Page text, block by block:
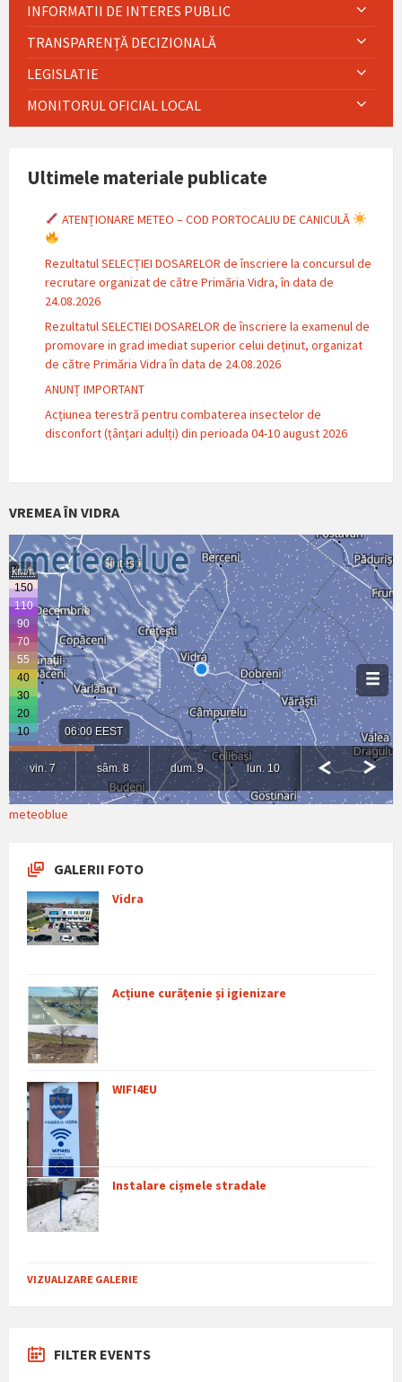
INFORMATII DE INTERES PUBLIC
TRANSPARENȚĂ DECIZIONALĂ
LEGISLATIE
MONITORUL OFICIAL LOCAL
Ultimele materiale publicate
ATENȚIONARE METEO – COD PORTOCALIU DE CANICULĂ
Rezultatul SELECȚIEI DOSARELOR de înscriere la concursul de
recrutare organizat de către Primăria Vidra, în data de
24.08.2026
Rezultatul SELECTIEI DOSARELOR de înscriere la examenul de
promovare in grad imediat superior celui deținut, organizat
de către Primăria Vidra în data de 24.08.2026
ANUNȚ IMPORTANT
Acțiunea terestră pentru combaterea insectelor de
disconfort (țânțari adulți) din perioada 04-10 august 2026
VREMEA ÎN VIDRA
meteoblue
GALERII FOTO
Vidra
Acțiune curățenie și igienizare
WIFI4EU
Instalare cișmele stradale
VIZUALIZARE GALERIE
FILTER EVENTS